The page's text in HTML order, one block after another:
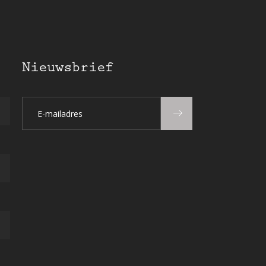
Nieuwsbrief